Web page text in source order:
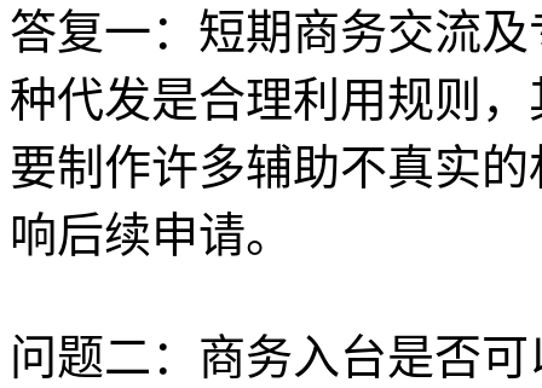
答复一：短期商务交流
种代发是合理利用规则
要制作许多辅助不真实
响后续申请。
问题二：商务入台是否